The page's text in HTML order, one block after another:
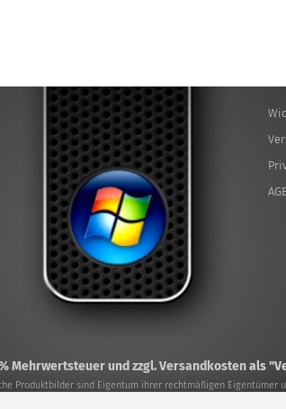
Mehrwertsteuer und zzgl. Versandkosten als
Produktbilder sind Eigentum ihrer rechtmäßigen Eigentümer